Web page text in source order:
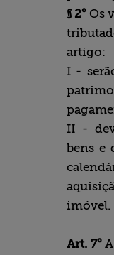
§ 2° Os
artigo:
I -
II -
bens e
imóvel.
Art. 7°A